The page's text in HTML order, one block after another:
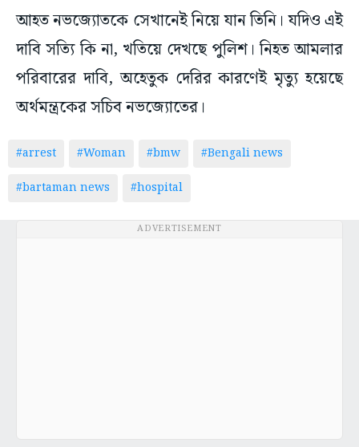
আহত নভজ্যোতকে সেখানেই নিয়ে যান তিনি। যদিও এই
দাবি সত্যি কি না, খতিয়ে দেখছে পুলিশ। নিহত আমলার
পরিবারের দাবি, অহেতুক দেরির কারণেই মৃত্যু হয়েছে
অর্থমন্ত্রকের সচিব নভজ্যোতের।
#arrest #Woman #bmw
#Bengali news
#bartaman news
#hospital
ADVERTISEMENT